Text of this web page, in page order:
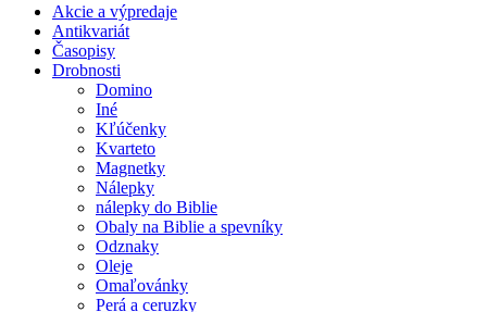
Akcie a výpredaje
Antikvariát
Časopisy
Drobnosti
Domino
Iné
Kľúčenky
Kvarteto
Magnetky
Nálepky
nálepky do Biblie
Obaly na Biblie a spevníky
Odznaky
Oleje
Omaľovánky
Perá a ceruzky